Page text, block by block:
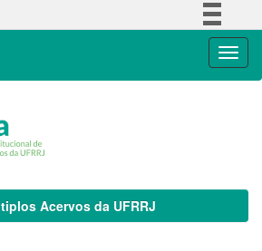
Acervos da UFRRJ